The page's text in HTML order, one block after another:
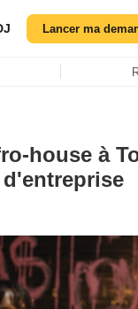
Lancer ma
house à